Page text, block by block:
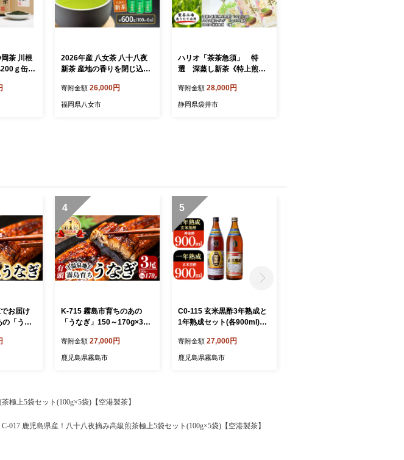
茶 川根
ｇ缶3
2026年産 八女茶 八十八夜
新茶 産地の香りを閉じ込め
茶 お茶 新茶 数量 缶詰 緑茶
福岡県 八女市
寄附金額 26,000円
福岡県八女市
ハリオ「茶茶急須」 特
選 深蒸し新茶《特上煎
グ
寄附金額 28,000円
静岡県袋井市
お届け
の「うな
ナギ 蒲
4
K-715 霧島市育ちのあの
「うなぎ」150～170g×3
ウナギ 蒲焼き 蒲焼 国産
寄附金額 27,000円
鹿児島県霧島市
5
C0-115 玄米黒酢3年熟成と
1年熟成セット(各900ml)
寄附金額 27,000円
鹿児島県霧島市
極上5袋セット(100g×5袋)【空港製茶】
C-017 鹿児島県産！八十八夜摘み高級煎茶極上5袋セット(100g×5袋)【空港製茶】